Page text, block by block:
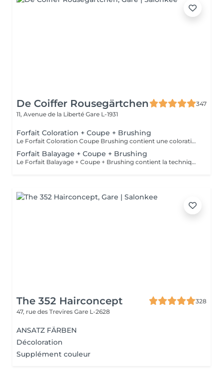
De Coiffer Rousegärtchen
347
11, Avenue de la Liberté Gare L-1931
Forfait Coloration + Coupe + Brushing
Le Forfait Coloration Coupe Brushing contient une coloration des racines et une coupe. Dépendant de la quantité de couleur utilisée ou de la longueur des cheveux le prix peut varier. (Veuillez sélectionner le Forfait Balayage au cas où vous souhaitez avoir des mèches ou un Balayage.) En cas de questions veuillez appeler au +352 26 35 02 89
Forfait Balayage + Coupe + Brushing
Le Forfait Balayage + Coupe + Brushing contient la technique Balayage, un coulage (pour donner le bon reflet au Balayage), Olaplex, une Coupe et un Brushing. Dépendant de la quantité de produit utilisée ou de la longueur des cheveux, le prix peut varier. En cas de questions veuillez appeler au +352 26 35 02 89.
The 352 Hairconcept
328
47, rue des Trevires Gare L-2628
ANSATZ FÄRBEN
Décoloration
Supplément couleur